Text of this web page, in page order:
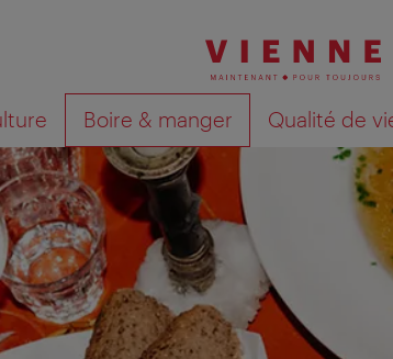
Boire & manger Qualité de
Afficher les résultats de la